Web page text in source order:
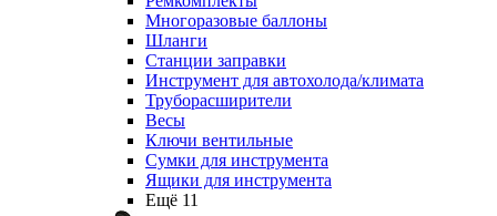
Многоразовые баллоны
Шланги
Станции заправки
Инструмент для автохолода/климата
Труборасширители
Весы
Ключи вентильные
Сумки для инструмента
Ящики для инструмента
Ещё 11